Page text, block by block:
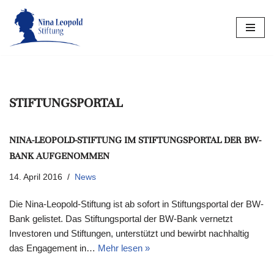
Zum
Inhalt
STIFTUNGSPORTAL
NINA-LEOPOLD-STIFTUNG IM STIFTUNGSPORTAL DER BW-
BANK AUFGENOMMEN
14. April 2016 News
Die Nina-Leopold-Stiftung ist ab sofort in Stiftungsportal der BW-
Bank gelistet. Das Stiftungsportal der BW-Bank vernetzt
Investoren und Stiftungen, unterstützt und bewirbt nachhaltig
das Engagement in… Mehr lesen »